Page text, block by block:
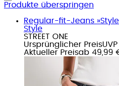
Produkte überspringen
Regular-fit-Jeans
Style
STREET ONE
Ursprünglicher Preis
Aktueller Preisab 49,99